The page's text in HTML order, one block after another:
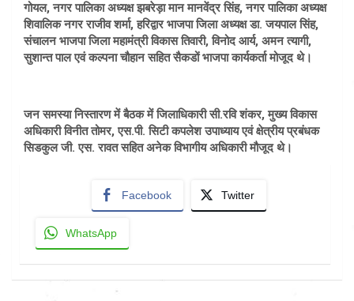
गोयल, नगर पालिका अध्यक्ष झबरेड़ा मान मानवेंद्र सिंह, नगर पालिका अध्यक्ष
शिवालिक नगर राजीव शर्मा, हरिद्वार भाजपा जिला अध्यक्ष डा. जयपाल सिंह,
संचालन भाजपा जिला महामंत्री विकास तिवारी, विनोद आर्य, अमन त्यागी,
सुशान्त पाल एवं कल्पना चौहान सहित सैकडों भाजपा कार्यकर्ता मोजूद थे।
जन समस्या निस्तारण में बैठक में जिलाधिकारी सी.रवि शंकर, मुख्य विकास
अधिकारी विनीत तोमर, एस.पी. सिटी कपलेश उपाध्याय एवं क्षेत्रीय प्रबंधक
सिडकुल जी. एस. रावत सहित अनेक विभागीय अधिकारी मौजूद थे।
Facebook Twitter
WhatsApp